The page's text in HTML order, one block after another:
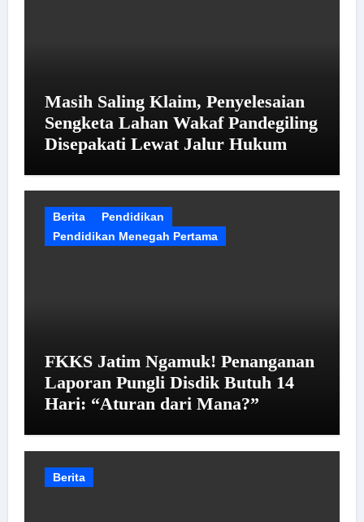
Masih Saling Klaim, Penyelesaian
Sengketa Lahan Wakaf Pandegiling
Disepakati Lewat Jalur Hukum
Berita
Pendidikan
Pendidikan Menegah Pertama
FKKS Jatim Ngamuk! Penanganan
Laporan Pungli Disdik Butuh 14
Hari: “Aturan dari Mana?”
Berita